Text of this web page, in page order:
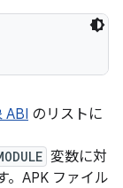
ABI のリストに
変数に対
。APK ファイル